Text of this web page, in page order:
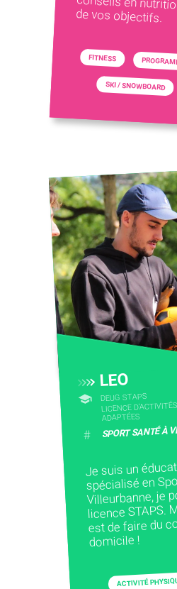
de vos objectifs.
FITNESS
SKI / SNOWBOARD
LEO
DEUG STAPS
LICENCE
ADAPTÉES
# SPORT SANTÉ À
Je suis un
spécialisé en
Villeurbanne, je
licence STAPS.
est de faire du
domicile !
ACTIVITÉ